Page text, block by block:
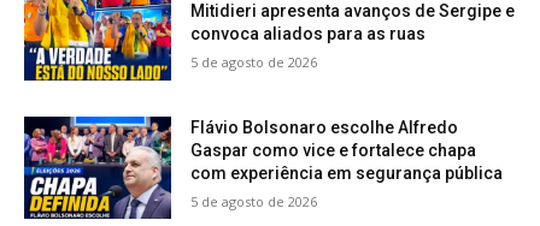
Mitidieri apresenta avanços de Sergipe e
convoca aliados para as ruas
5 de agosto de 2026
Flávio Bolsonaro escolhe Alfredo
Gaspar como vice e fortalece chapa
com experiência em segurança pública
5 de agosto de 2026